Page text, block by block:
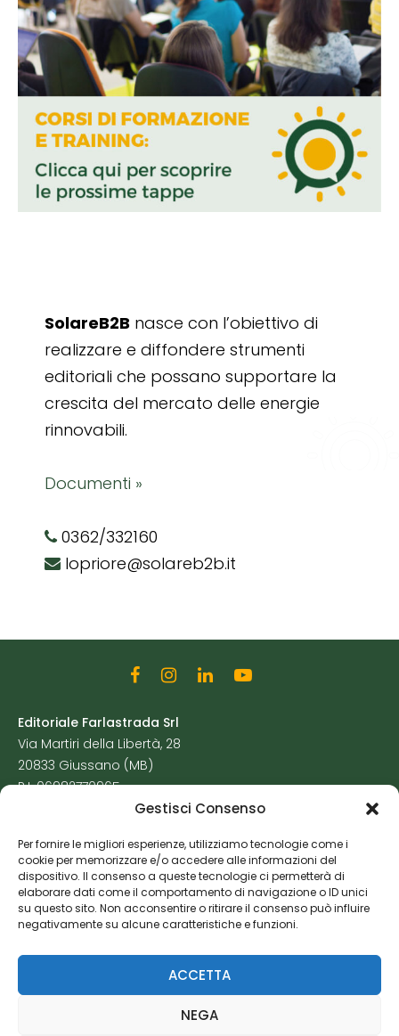
Gestisci Consenso
Per fornire le migliori esperienze, utilizziamo tecnologie come i
cookie per memorizzare e/o accedere alle informazioni del
dispositivo. Il consenso a queste tecnologie ci permetterà di
elaborare dati come il comportamento di navigazione o ID unici
su questo sito. Non acconsentire o ritirare il consenso può influire
negativamente su alcune caratteristiche e funzioni.
ACCETTA
NEGA
SolareB2B nasce con l’obiettivo di
realizzare e diffondere strumenti
editoriali che possano supportare la
crescita del mercato delle energie
rinnovabili.
Documenti »
0362/332160
lopriore@solareb2b.it
Editoriale Farlastrada Srl
Via Martiri della Libertà, 28
20833 Giussano (MB)
P.I. 06982770965
Cookie Policy
Risorse Aggiuntive